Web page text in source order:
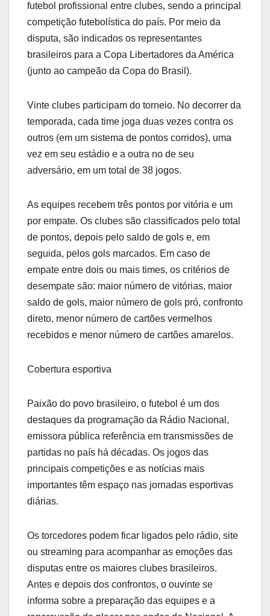
futebol profissional entre clubes, sendo a principal
competição futebolística do país. Por meio da
disputa, são indicados os representantes
brasileiros para a Copa Libertadores da América
(junto ao campeão da Copa do Brasil).
Vinte clubes participam do torneio. No decorrer da
temporada, cada time joga duas vezes contra os
outros (em um sistema de pontos corridos), uma
vez em seu estádio e a outra no de seu
adversário, em um total de 38 jogos.
As equipes recebem três pontos por vitória e um
por empate. Os clubes são classificados pelo total
de pontos, depois pelo saldo de gols e, em
seguida, pelos gols marcados. Em caso de
empate entre dois ou mais times, os critérios de
desempate são: maior número de vitórias, maior
saldo de gols, maior número de gols pró, confronto
direto, menor número de cartões vermelhos
recebidos e menor número de cartões amarelos.
Cobertura esportiva
Paixão do povo brasileiro, o futebol é um dos
destaques da programação da Rádio Nacional,
emissora pública referência em transmissões de
partidas no país há décadas. Os jogos das
principais competições e as notícias mais
importantes têm espaço nas jornadas esportivas
diárias.
Os torcedores podem ficar ligados pelo rádio, site
ou streaming para acompanhar as emoções das
disputas entre os maiores clubes brasileiros.
Antes e depois dos confrontos, o ouvinte se
informa sobre a preparação das equipes e a